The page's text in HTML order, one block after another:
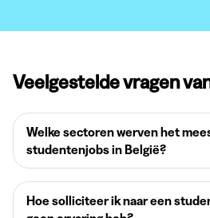
Veelgestelde vragen
Welke sectoren werven het
studentenjobs in België?
Hoe solliciteer ik naar een